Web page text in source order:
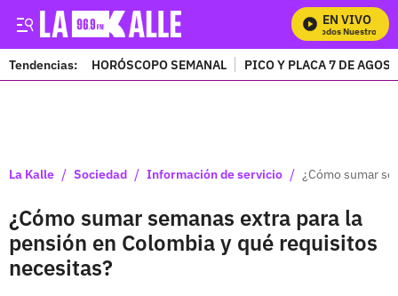
EN VIVO
Mira Todos Nuestros
Tendencias: HORÓSCOPO SEMANAL PICO Y PLACA 7 DE
La Kalle / Sociedad / Información de servicio / ¿Cómo sumar
¿Cómo sumar semanas extra para la
pensión en Colombia y qué requisitos
necesitas?